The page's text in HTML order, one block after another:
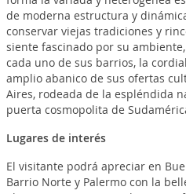
de moderna estructura y
conservar viejas tradiciones y
siente fascinado por su
cada uno de sus barrios, la
amplio abanico de sus ofertas
Aires, rodeada de la espléndida
puerta cosmopolita de
Lugares de interés
El visitante podrá apreciar en
Barrio Norte y Palermo con la